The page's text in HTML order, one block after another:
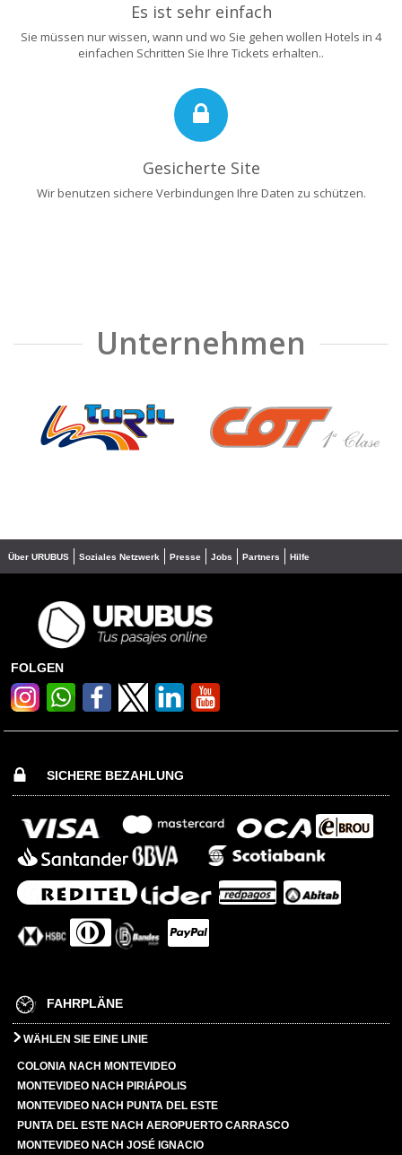
Es ist sehr einfach
Sie müssen nur wissen, wann und wo Sie gehen wollen Hotels in 4
einfachen Schritten Sie Ihre Tickets erhalten..
Gesicherte Site
Wir benutzen sichere Verbindungen Ihre Daten zu schützen.
Unternehmen
❮ ❯
Über URUBUS Soziales Netzwerk Presse Jobs Partners Hilfe
FOLGEN
SICHERE BEZAHLUNG
FAHRPLÄNE
WÄHLEN SIE EINE LINIE
COLONIA NACH MONTEVIDEO
MONTEVIDEO NACH PIRIÁPOLIS
MONTEVIDEO NACH PUNTA DEL ESTE
PUNTA DEL ESTE NACH AEROPUERTO CARRASCO
MONTEVIDEO NACH JOSÉ IGNACIO